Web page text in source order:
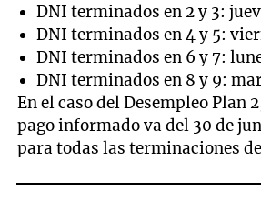
DNI terminados en 2 y 3:
DNI terminados en 4 y 5:
DNI terminados en 6 y 7:
DNI terminados en 8 y 9:
En el caso del Desempleo Plan
pago informado va del 30 de
para todas las terminaciones